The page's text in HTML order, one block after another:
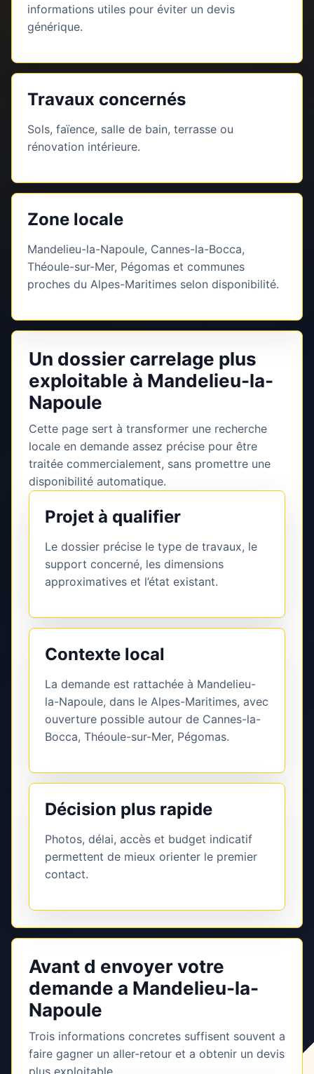
informations utiles pour éviter un devis
générique.
Travaux concernés
Sols, faïence, salle de bain, terrasse ou
rénovation intérieure.
Zone locale
Mandelieu-la-Napoule, Cannes-la-Bocca,
Théoule-sur-Mer, Pégomas et communes
proches du Alpes-Maritimes selon disponibilité.
Un dossier carrelage plus
exploitable à Mandelieu-la-
Napoule
Cette page sert à transformer une recherche
locale en demande assez précise pour être
traitée commercialement, sans promettre une
disponibilité automatique.
Projet à qualifier
Le dossier précise le type de travaux, le
support concerné, les dimensions
approximatives et l’état existant.
Contexte local
La demande est rattachée à Mandelieu-
la-Napoule, dans le Alpes-Maritimes, avec
ouverture possible autour de Cannes-la-
Bocca, Théoule-sur-Mer, Pégomas.
Décision plus rapide
Photos, délai, accès et budget indicatif
permettent de mieux orienter le premier
contact.
Avant d envoyer votre
demande a Mandelieu-la-
Napoule
Trois informations concretes suffisent souvent a
faire gagner un aller-retour et a obtenir un devis